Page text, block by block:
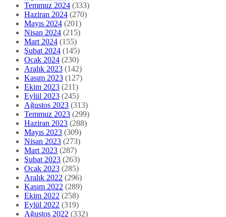
Temmuz 2024 (333)
Haziran 2024 (270)
Mayıs 2024 (201)
Nisan 2024 (215)
Mart 2024 (155)
Şubat 2024 (145)
Ocak 2024 (230)
Aralık 2023 (142)
Kasım 2023 (127)
Ekim 2023 (211)
Eylül 2023 (245)
Ağustos 2023 (313)
Temmuz 2023 (299)
Haziran 2023 (288)
Mayıs 2023 (309)
Nisan 2023 (273)
Mart 2023 (287)
Şubat 2023 (263)
Ocak 2023 (285)
Aralık 2022 (296)
Kasım 2022 (289)
Ekim 2022 (258)
Eylül 2022 (319)
Ağustos 2022 (332)